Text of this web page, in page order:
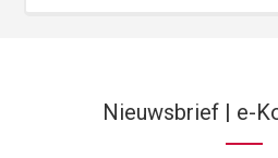
Nieuwsbrief | e-